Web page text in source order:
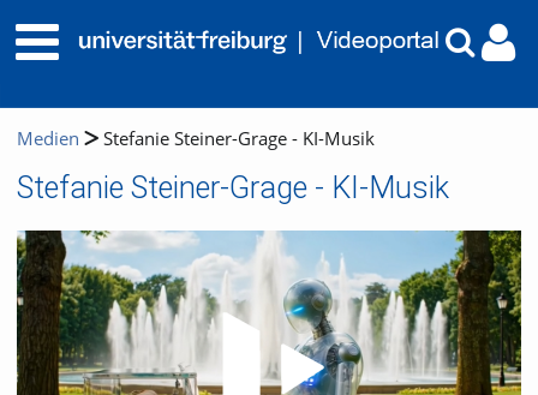
Medien Stefanie Steiner-Grage - KI-Musik
Stefanie Steiner-Grage - KI-Musik